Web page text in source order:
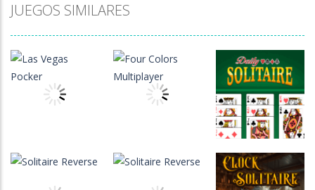
JUEGOS SIMILARES
cartas cartas
Solitaire Daily